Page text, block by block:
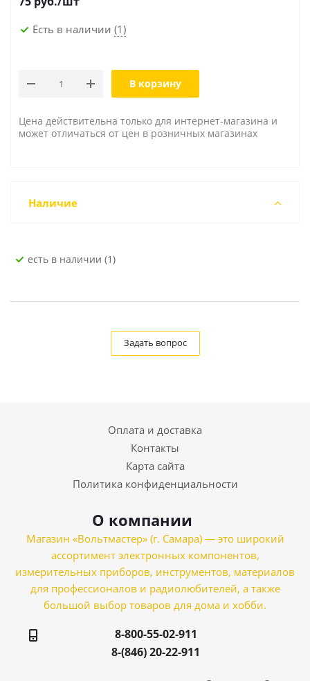
Есть в наличии (1)
В корзину
Цена действительна только для интернет-магазина и
может отличаться от цен в розничных магазинах
Наличие
Есть в наличии (1)
Задать вопрос
Оплата и доставка
Контакты
Карта сайта
Политика конфиденциальности
О компании
Магазин «Вольтмастер» (г. Самара) — это широкий
ассортимент электронных компонентов,
измерительных приборов, инструментов, материалов
для профессионалов и радиолюбителей, а также
большой выбор товаров для дома и хобби.
8-800-55-02-911
8-(846) 20-22-911